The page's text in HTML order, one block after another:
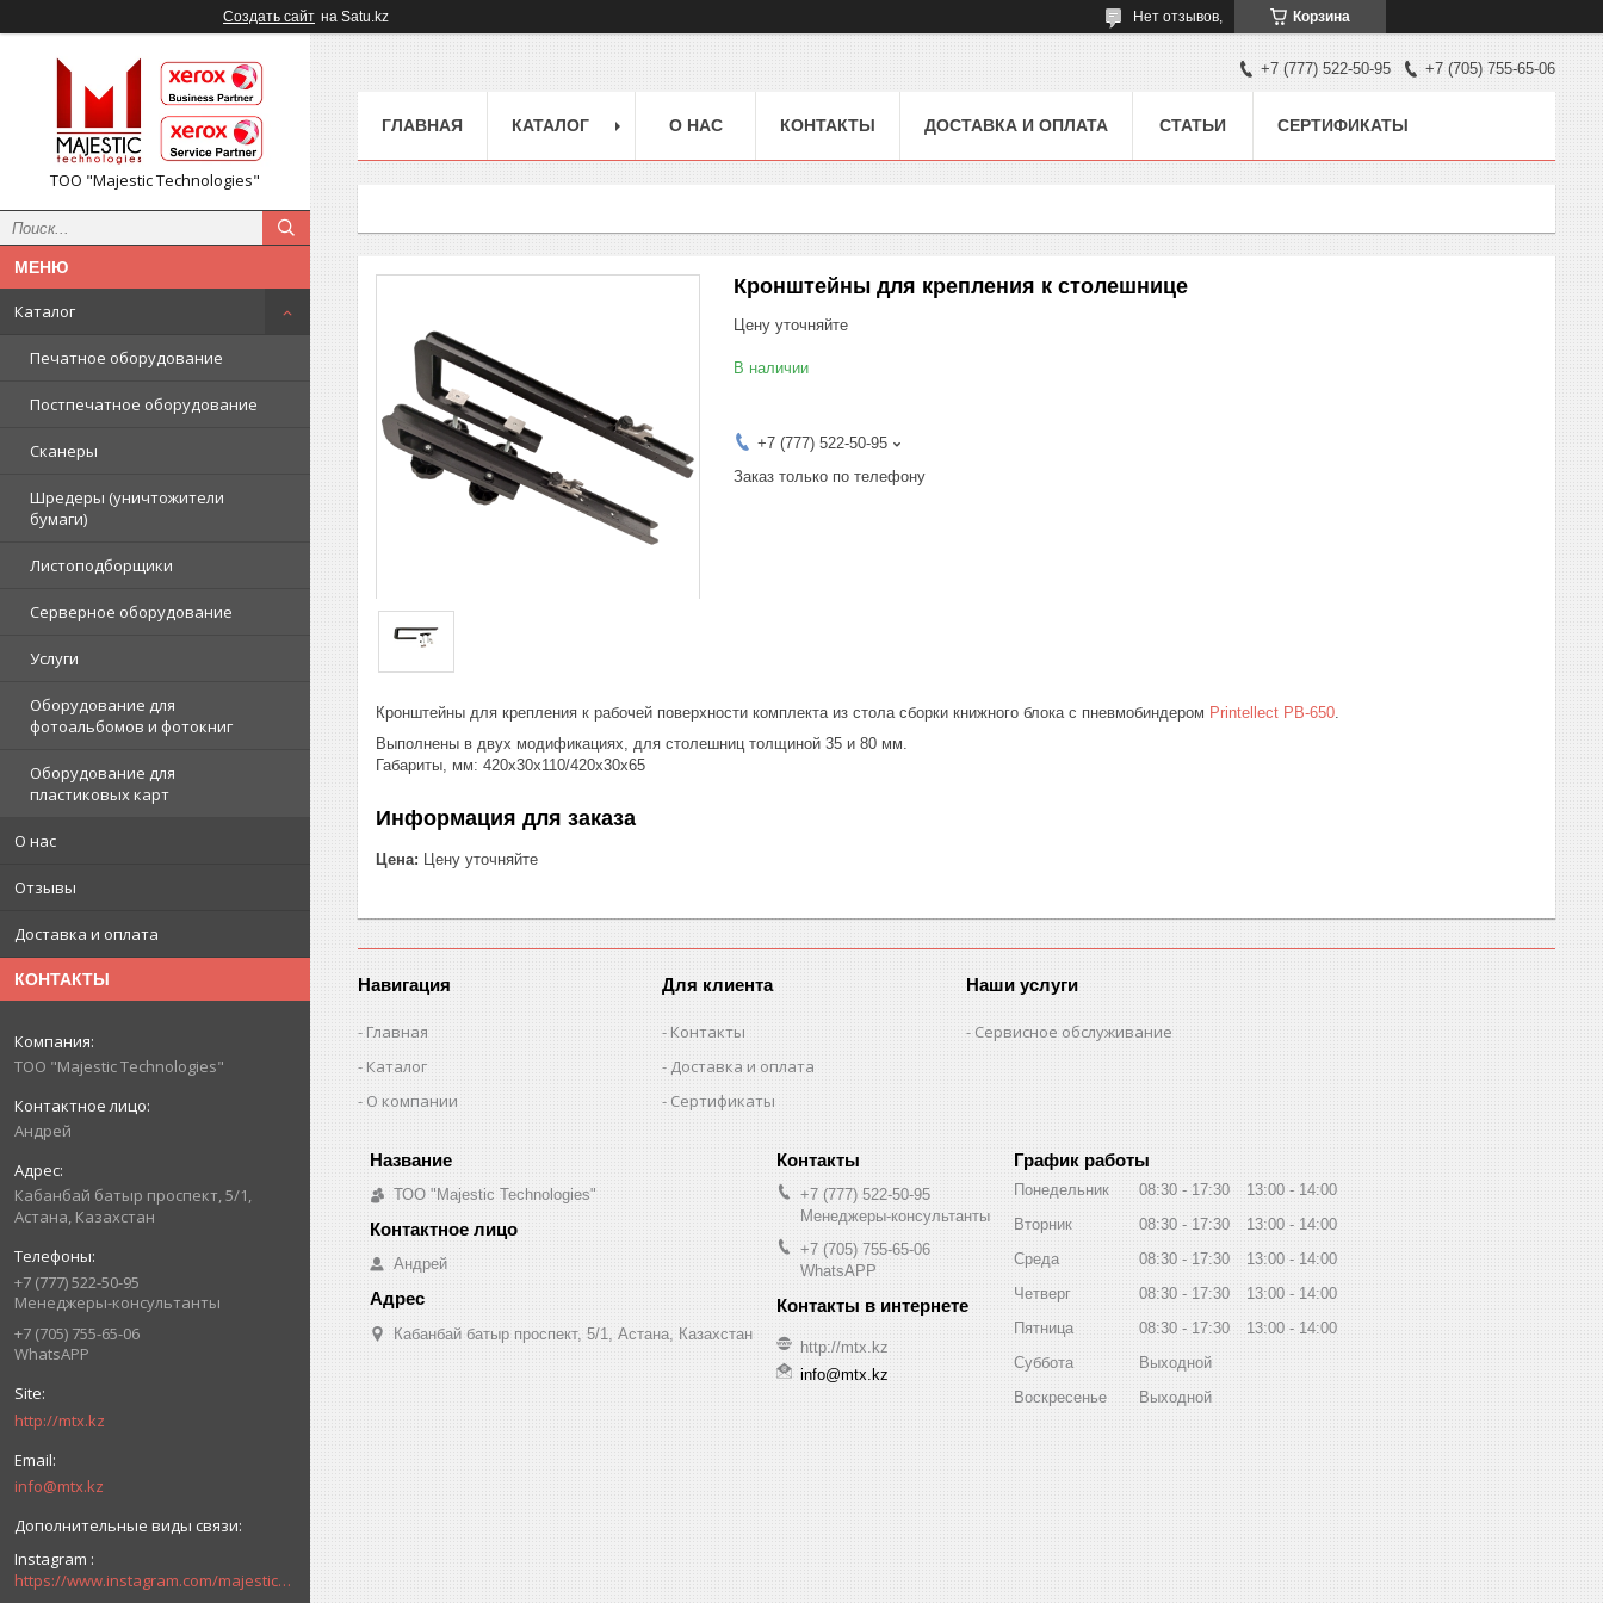
Создать сайт на Satu.kz Корзина
Нет отзывов,
ТОО "Majestic Technologies"
Каталог
Печатное оборудование
Постпечатное оборудование
Сканеры
Шредеры (уничтожители
бумаги)
Листоподборщики
Серверное оборудование
Услуги
Оборудование для
фотоальбомов и фотокниг
Оборудование для
пластиковых карт
О нас
Отзывы
Доставка и оплата
КОНТАКТЫ
ТОО "Majestic Technologies"
Андрей
Кабанбай батыр проспект, 5/1,
Астана, Казахстан
+7 (777) 522-50-95
Менеджеры-консультанты
+7 (705) 755-65-06
WhatsAPP
http://mtx.kz
info@mtx.kz
Instagram
https://www.instagram.com/majestic_technologies.kz/
+7 (777) 522-50-95 +7 (705) 755-65-06
ГЛАВНАЯ КАТАЛОГ О НАС КОНТАКТЫ ДОСТАВКА И ОПЛАТА СТАТЬИ СЕРТИФИКАТЫ
Кронштейны для крепления к столешнице
Цену уточняйте
В наличии
+7 (777) 522-50-95
Заказ только по телефону
Кронштейны для крепления к рабочей поверхности комплекта из стола сборки книжного блока с пневмобиндером Printellect PB-650
Выполнены в двух модификациях, для столешниц толщиной 35 и 80 мм.
Габариты, мм: 420х30х110/420х30х65
Информация для заказа
Цена: Цену уточняйте
Навигация
Главная
Каталог
О компании
Для клиента
Контакты
Доставка и оплата
Сертификаты
Наши услуги
Сервисное обслуживание
ТОО "Majestic Technologies"
Андрей
Кабанбай батыр проспект, 5/1, Астана, Казахстан
+7 (777) 522-50-95
Менеджеры-консультанты
+7 (705) 755-65-06
WhatsAPP
http://mtx.kz
info@mtx.kz
График работы
Понедельник 08:30 17:30 13:00
14:00
Вторник
08:30 17:30 13:00
14:00
Среда
08:30 17:30 13:00
14:00
Четверг
08:30 17:30 13:00
14:00
Пятница
08:30 17:30 13:00
14:00
Суббота
Выходной
Воскресенье
Выходной